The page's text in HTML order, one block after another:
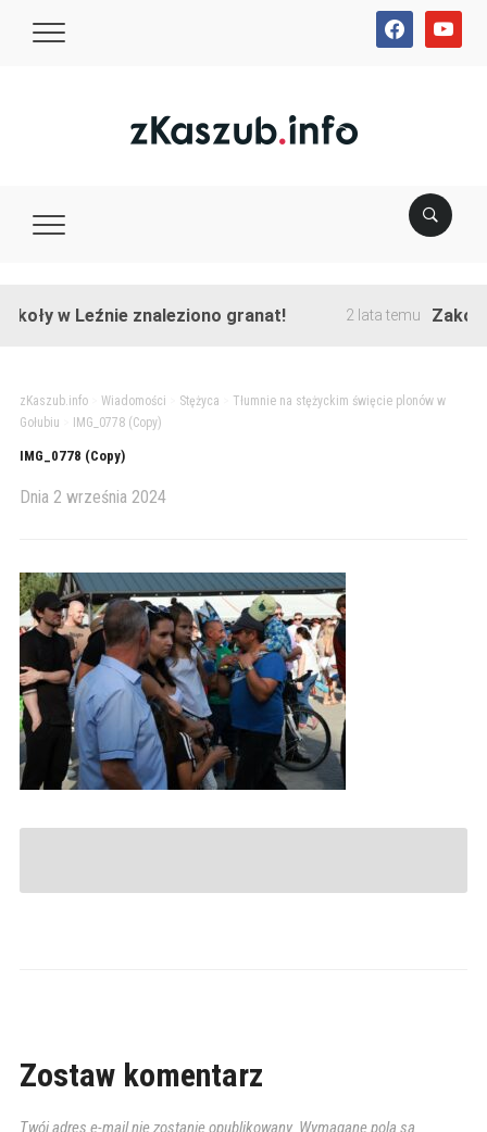
facebookyoutube
w Leźnie znaleziono granat! 2 lata temu
zKaszub.info> Wiadomości Stężyca
Tłumnie na stężyckim święcie plonów w
Gołubiu
IMG_0778 (Copy)
IMG_0778 (Copy)
Dnia 2 września 2024
Zostaw komentarz
Twój adres e-mail nie zostanie opublikowany. Wymagane pola są